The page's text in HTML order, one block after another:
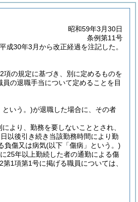
昭和59年3月30日
条例第11号
成30年3月から改正経過を注記した。
項の規定に基づき、別に定めるものを
員の退職手当について定めることを目
という。)が退職した場合に、その者
より、勤務を要しないこととされ、
以後引き続き当該勤務時間により勤
負傷又は病気(以下「傷病」という。)
25年以上勤続した者の通勤による傷
1項第1号に掲げる職員については、